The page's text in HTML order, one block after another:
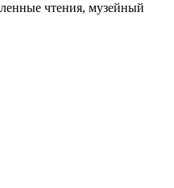
чтения, музейный